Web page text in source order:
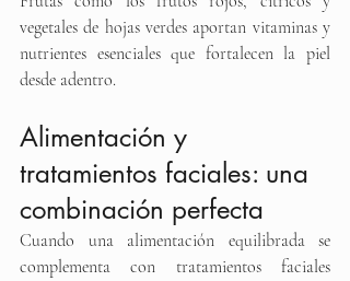
vegetales de hojas verdes aportan vitaminas y
nutrientes esenciales que fortalecen la piel
desde adentro.
Alimentación y
tratamientos faciales: una
combinación perfecta
Cuando una alimentación equilibrada se
complementa con tratamientos faciales